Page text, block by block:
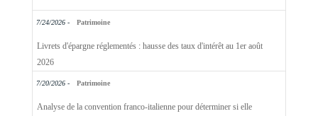
7/24/2026 - Patrimoine
Livrets d'épargne réglementés : hausse des taux d'intérêt au 1er août
2026
7/20/2026 - Patrimoine
Analyse de la convention franco-italienne pour déterminer si elle